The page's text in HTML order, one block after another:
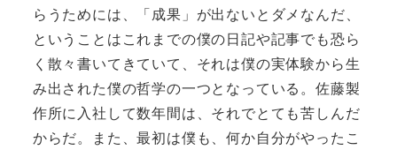
らうためには、「成果」が出ないとダメなんだ、
ということはこれまでの僕の日記や記事でも恐ら
く散々書いてきていて、それは僕の実体験から生
み出された僕の哲学の一つとなっている。佐藤製
作所に入社して数年間は、それでとても苦しんだ
からだ。また、最初は僕も、何か自分がやったこ